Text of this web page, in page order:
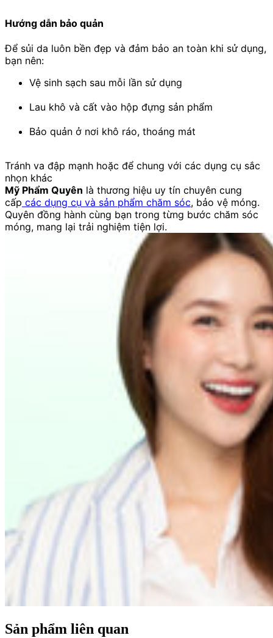
Hướng dẫn bảo quản
Để sủi da luôn bền đẹp và đảm bảo an toàn khi sử dụng,
bạn nên:
Vệ sinh sạch sau mỗi lần sử dụng
Lau khô và cất vào hộp đựng sản phẩm
Bảo quản ở nơi khô ráo, thoáng mát
Tránh va đập mạnh hoặc để chung với các dụng cụ sắc
nhọn khác
Mỹ Phẩm Quyên là thương hiệu uy tín chuyên cung
cấp các dụng cụ và sản phẩm chăm sóc, bảo vệ móng.
Quyên đồng hành cùng bạn trong từng bước chăm sóc
móng, mang lại trải nghiệm tiện lợi.
Sản phẩm liên quan